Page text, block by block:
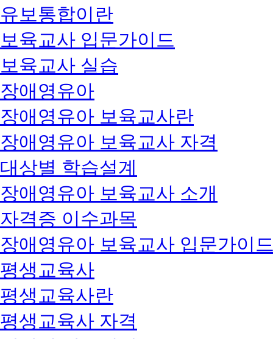
유보통합이란
보육교사 입문가이드
보육교사 실습
장애영유아
장애영유아 보육교사란
장애영유아 보육교사 자격
대상별 학습설계
장애영유아 보육교사 소개
자격증 이수과목
장애영유아 보육교사 입문가이
평생교육사
평생교육사란
평생교육사 자격